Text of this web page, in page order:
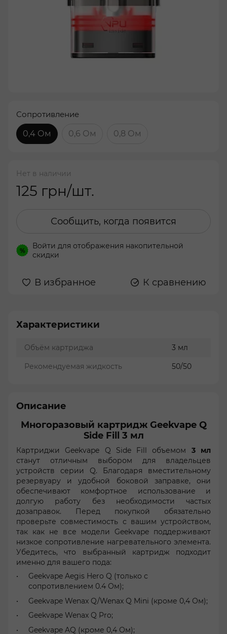
Сопротивление
0,4 Ом
0,6 Ом 0,8 Ом
Нет в наличии
125 грн/шт.
Сообщить, когда появится
% Войти для отображения накопительной
скидки
В избранное К сравнению
Характеристики
Объём картриджа 3 мл
Рекомендуемая жидкость 50/50
Описание
Многоразовый картридж Geekvape Q
Side Fill 3 мл
Картриджи Geekvape Q Side Fill объемом 3 мл
станут отличным выбором для владельцев
устройств серии Q. Благодаря вместительному
резервуару и удобной боковой заправке, они
обеспечивают комфортное использование и
долгую работу без необходимости частых
дозаправок. Перед покупкой обязательно
проверьте совместимость с вашим устройством,
так как не все модели Geekvape поддерживают
низкое сопротивление нагревательного элемента.
Убедитесь, что выбранный картридж подходит
именно для вашего пода:
Geekvape Aegis Hero Q (только с
сопротивлением 0.4 Ом);
Geekvape Wenax Q/Wenax Q Mini (кроме 0,4 Ом);
Geekvape Wenax Q Pro;
Geekvape AQ (кроме 0,4 Ом);